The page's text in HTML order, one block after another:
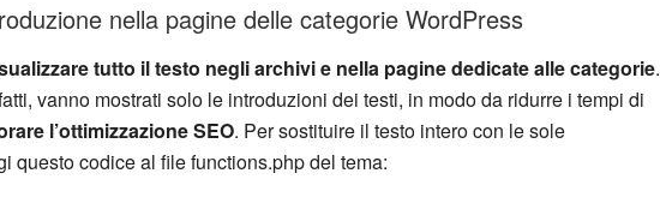
nella pagine delle categorie WordPress
tutto il testo negli archivi e nella pagine dedicate alle categorie.
vanno mostrati solo le introduzioni dei testi, in modo da ridurre i tempi di
l’ottimizzazione SEO. Per sostituire il testo intero con le sole
questo codice al file functions.php del tema: